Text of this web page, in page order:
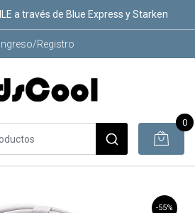
a través de Blue Express y Starken
Ingreso/Registro
0
-55%